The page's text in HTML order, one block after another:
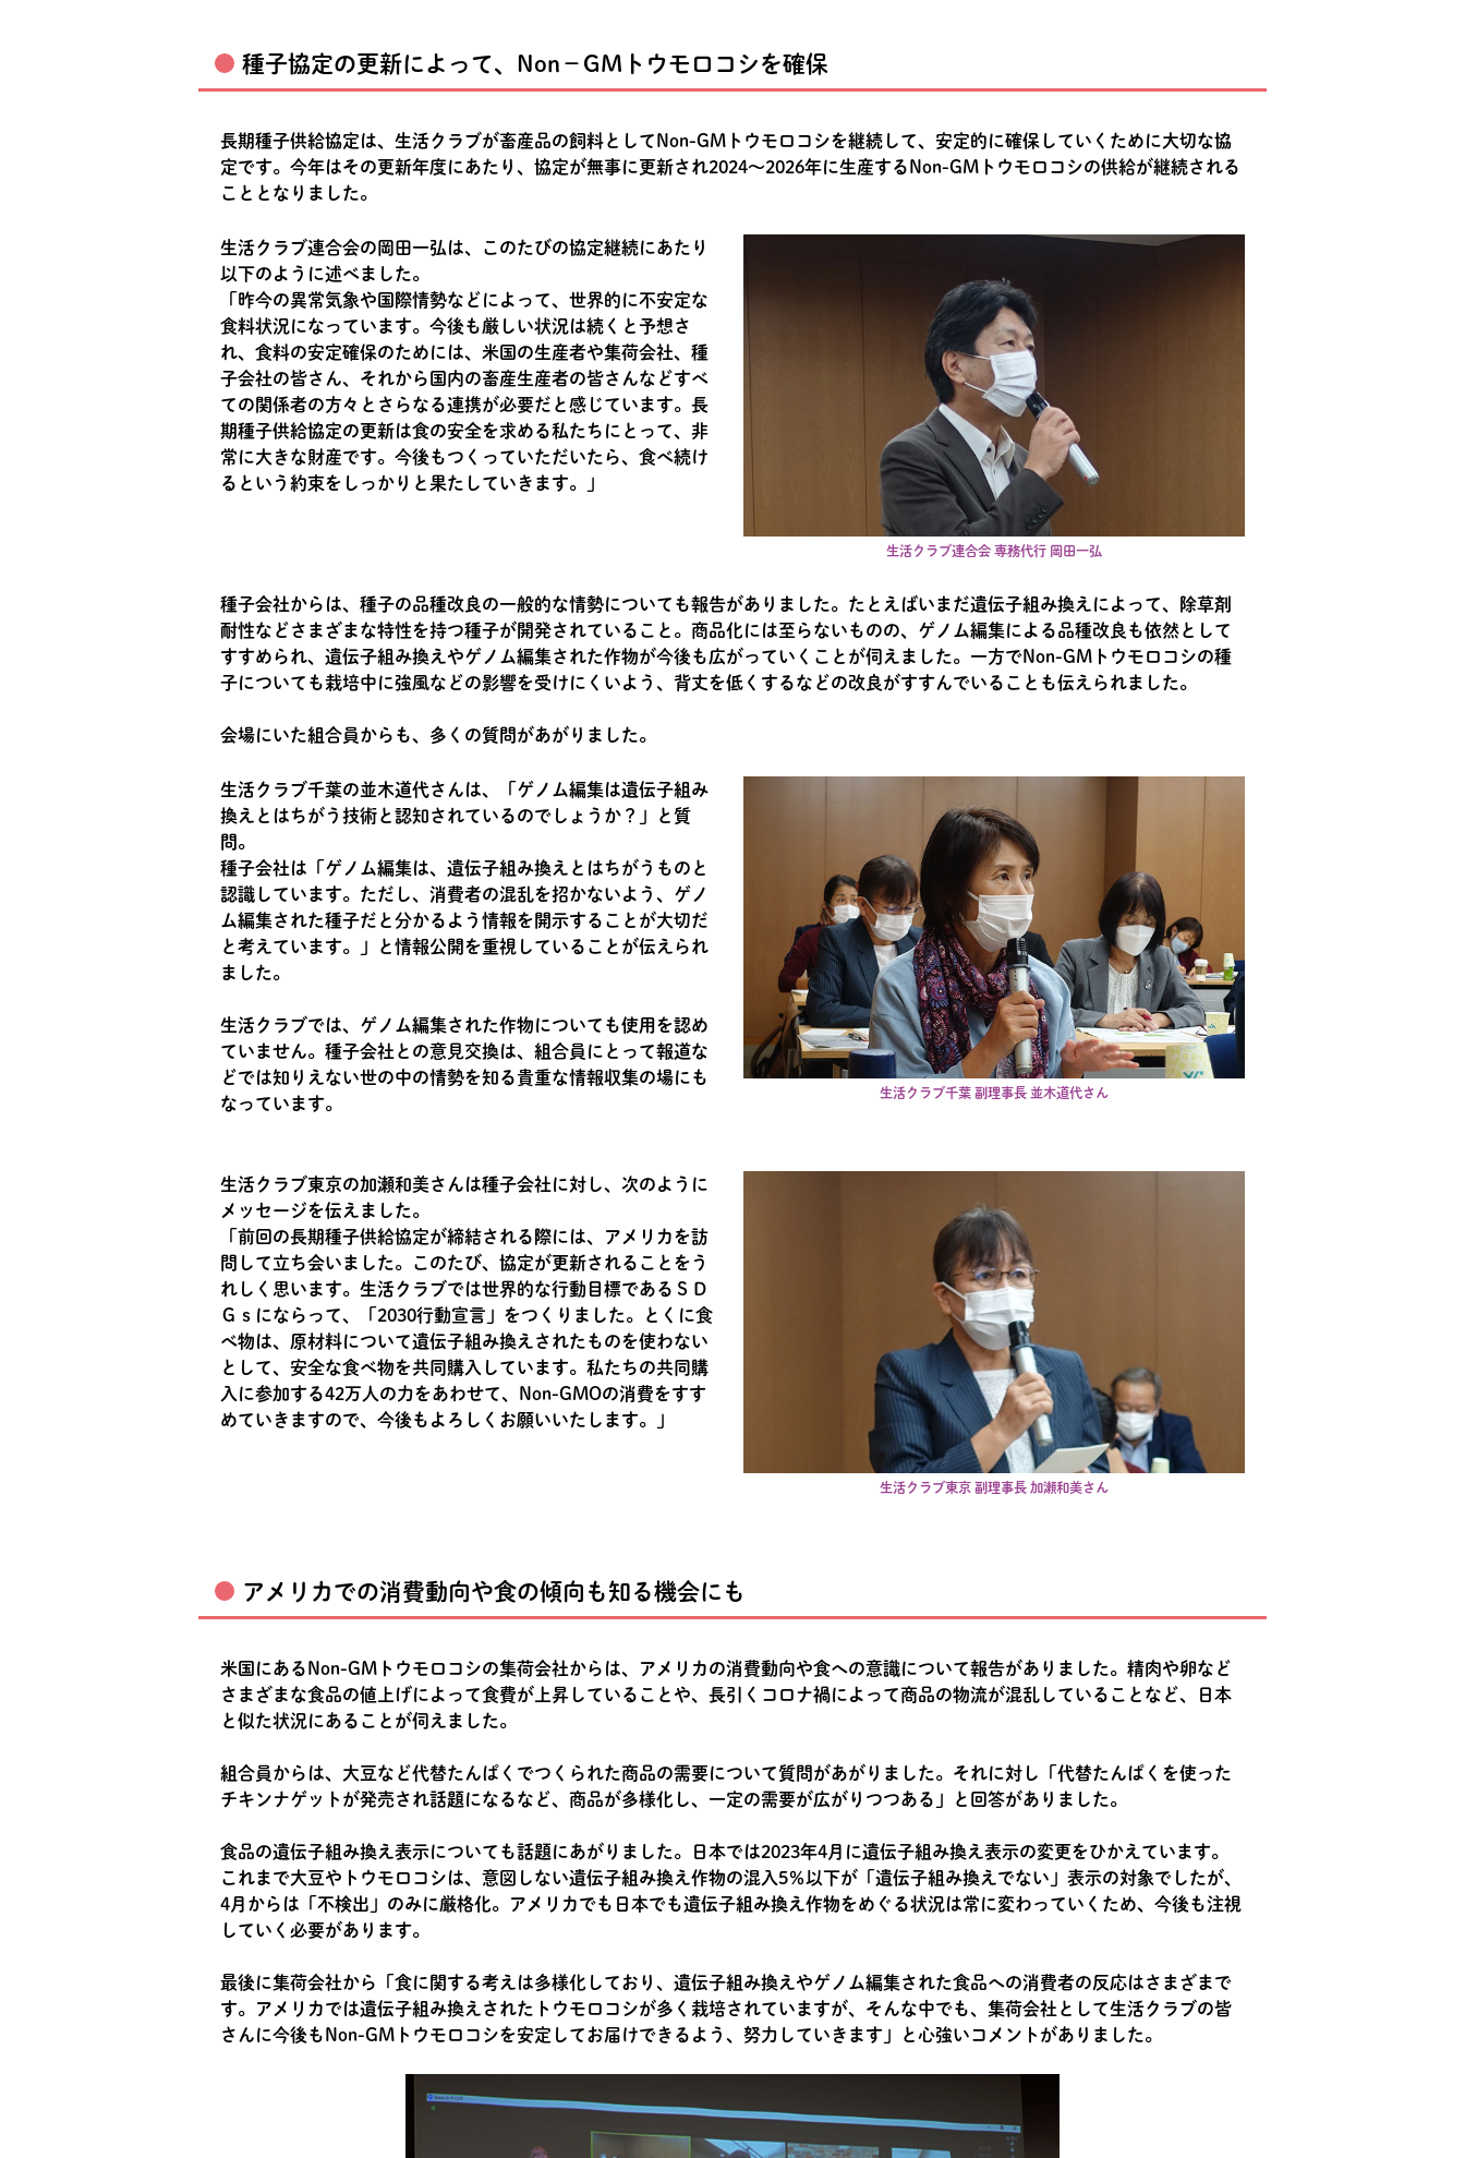
種子協定の更新によって、Non－GMトウモロコシを確保
長期種子供給協定は、生活クラブが畜産品の飼料としてNon-GMトウモロコシを継続して、安定的に確保していくために大切な協
定です。今年はその更新年度にあたり、協定が無事に更新され2024～2026年に生産するNon-GMトウモロコシの供給が継続される
こととなりました。
生活クラブ連合会の岡田一弘は、このたびの協定継続にあたり
以下のように述べました。
「昨今の異常気象や国際情勢などによって、世界的に不安定な
食料状況になっています。今後も厳しい状況は続くと予想さ
れ、食料の安定確保のためには、米国の生産者や集荷会社、種
子会社の皆さん、それから国内の畜産生産者の皆さんなどすべ
ての関係者の方々とさらなる連携が必要だと感じています。長
期種子供給協定の更新は食の安全を求める私たちにとって、非
常に大きな財産です。今後もつくっていただいたら、食べ続け
るという約束をしっかりと果たしていきます。」
生活クラブ連合会 専務代行 岡田一弘
種子会社からは、種子の品種改良の一般的な情勢についても報告がありました。たとえばいまだ遺伝子組み換えによって、除草剤
耐性などさまざまな特性を持つ種子が開発されていること。商品化には至らないものの、ゲノム編集による品種改良も依然として
すすめられ、遺伝子組み換えやゲノム編集された作物が今後も広がっていくことが伺えました。一方でNon-GMトウモロコシの種
子についても栽培中に強風などの影響を受けにくいよう、背丈を低くするなどの改良がすすんでいることも伝えられました。
会場にいた組合員からも、多くの質問があがりました。
生活クラブ千葉の並木道代さんは、「ゲノム編集は遺伝子組み
換えとはちがう技術と認知されているのでしょうか？」と質
問。
種子会社は「ゲノム編集は、遺伝子組み換えとはちがうものと
認識しています。ただし、消費者の混乱を招かないよう、ゲノ
ム編集された種子だと分かるよう情報を開示することが大切だ
と考えています。」と情報公開を重視していることが伝えられ
ました。
生活クラブでは、ゲノム編集された作物についても使用を認め
ていません。種子会社との意見交換は、組合員にとって報道な
どでは知りえない世の中の情勢を知る貴重な情報収集の場にも
なっています。
生活クラブ千葉 副理事長 並木道代さん
生活クラブ東京の加瀬和美さんは種子会社に対し、次のように
メッセージを伝えました。
「前回の長期種子供給協定が締結される際には、アメリカを訪
問して立ち会いました。このたび、協定が更新されることをう
れしく思います。生活クラブでは世界的な行動目標であるＳＤ
Ｇｓにならって、「2030行動宣言」をつくりました。とくに食
べ物は、原材料について遺伝子組み換えされたものを使わない
として、安全な食べ物を共同購入しています。私たちの共同購
入に参加する42万人の力をあわせて、Non-GMOの消費をすす
めていきますので、今後もよろしくお願いいたします。」
生活クラブ東京 副理事長 加瀬和美さん
アメリカでの消費動向や食の傾向も知る機会にも
米国にあるNon-GMトウモロコシの集荷会社からは、アメリカの消費動向や食への意識について報告がありました。精肉や卵など
さまざまな食品の値上げによって食費が上昇していることや、長引くコロナ禍によって商品の物流が混乱していることなど、日本
と似た状況にあることが伺えました。
組合員からは、大豆など代替たんぱくでつくられた商品の需要について質問があがりました。それに対し「代替たんぱくを使った
チキンナゲットが発売され話題になるなど、商品が多様化し、一定の需要が広がりつつある」と回答がありました。
食品の遺伝子組み換え表示についても話題にあがりました。日本では2023年4月に遺伝子組み換え表示の変更をひかえています。
これまで大豆やトウモロコシは、意図しない遺伝子組み換え作物の混入5％以下が「遺伝子組み換えでない」表示の対象でしたが、
4月からは「不検出」のみに厳格化。アメリカでも日本でも遺伝子組み換え作物をめぐる状況は常に変わっていくため、今後も注視
していく必要があります。
最後に集荷会社から「食に関する考えは多様化しており、遺伝子組み換えやゲノム編集された食品への消費者の反応はさまざまで
す。アメリカでは遺伝子組み換えされたトウモロコシが多く栽培されていますが、そんな中でも、集荷会社として生活クラブの皆
さんに今後もNon-GMトウモロコシを安定してお届けできるよう、努力していきます」と心強いコメントがありました。